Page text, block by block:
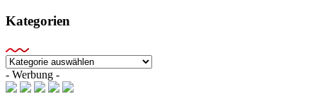
Kategorien
Kategorien
- Werbung -